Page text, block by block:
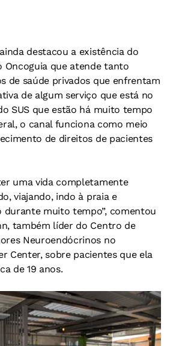
destacou a existência do
que atende tanto
de saúde privados que enfrentam
de algum serviço que está no
SUS que estão há muito tempo
o canal funciona como meio
de direitos de pacientes
uma vida completamente
viajando, indo à praia e
muito tempo”, comentou
também líder do Centro de
Neuroendócrinos no
Center, sobre pacientes que ela
de 19 anos.